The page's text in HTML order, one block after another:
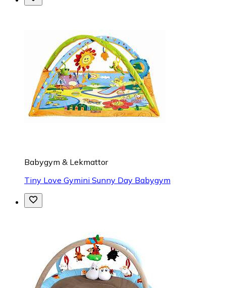
Babygym & Lekmattor
Tiny Love Gymini Sunny Day Babygym